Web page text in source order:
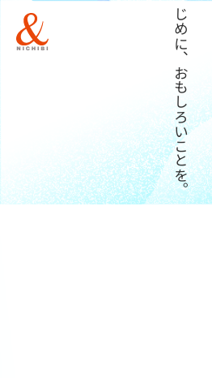
まじめに、おもしろいことを。